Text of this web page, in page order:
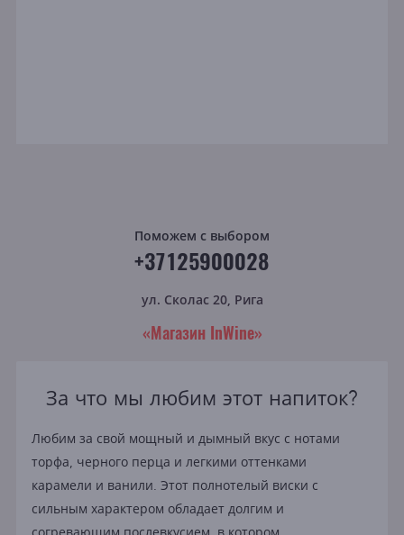
Поможем с выбором
+37125900028
ул. Сколас 20, Рига
«Магазин InWine»
За что мы любим этот напиток?
Любим за свой мощный и дымный вкус с нотами
торфа, черного перца и легкими оттенками
карамели и ванили. Этот полнотелый виски с
сильным характером обладает долгим и